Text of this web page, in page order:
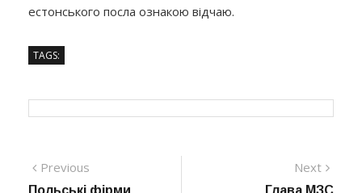
естонського посла ознакою відчаю.
TAGS:
Навігація
Previous
post:
Польські фірми
Next
post:
Глава МЗС